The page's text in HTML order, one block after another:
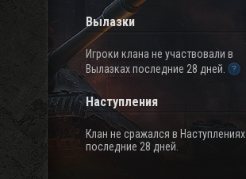
Вылазки
Игроки клана не участвовали в
Вылазках последние 28 дней.
Наступления
Клан не сражался в Наступлениях
последние 28 дней.